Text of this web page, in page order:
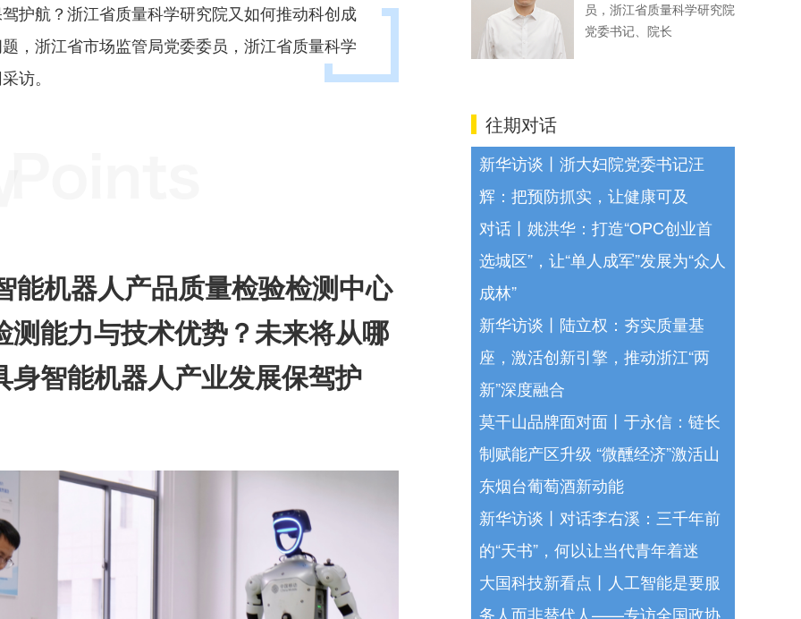
护航？浙江省质量科学研究院又如何推动科创成
，浙江省市场监管局党委委员，浙江省质量科学
访。
能机器人产品质量检验检测中心
测能力与技术优势？未来将从哪
身智能机器人产业发展保驾护
员，浙江省质量科学研究院
党委书记、院长
往期对话
新华访谈丨浙大妇院党委书记汪
辉：把预防抓实，让健康可及
对话丨姚洪华：打造“OPC创业首
选城区”，让“单人成军”发展为“众人
成林”
新华访谈丨陆立权：夯实质量基
座，激活创新引擎，推动浙江“两
新”深度融合
莫干山品牌面对面丨于永信：链长
制赋能产区升级 “微醺经济”激活山
东烟台葡萄酒新动能
新华访谈丨对话李右溪：三千年前
的“天书”，何以让当代青年着迷
大国科技新看点丨人工智能是要服
务人而非替代人——专访全国政协